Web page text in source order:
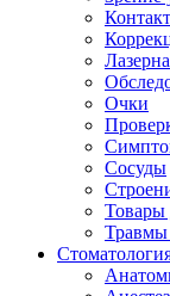
Очки
Сосуды
Товары
Травмы